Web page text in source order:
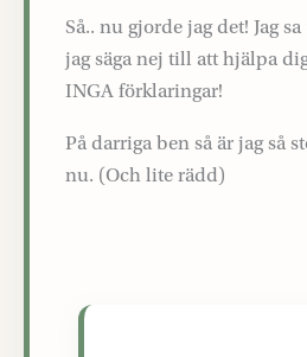
Så.. nu gjorde jag det! Jag
jag säga nej till att hjälpa
INGA förklaringar!
På darriga ben så är jag så
nu. (Och lite rädd)